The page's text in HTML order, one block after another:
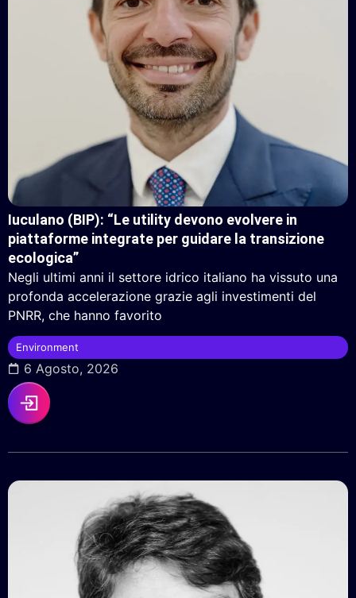
Iuculano (BIP): “Le utility devono evolvere in
piattaforme integrate per guidare la transizione
ecologica”
Negli ultimi anni il settore idrico italiano ha vissuto una
profonda accelerazione grazie agli investimenti del
PNRR, che hanno favorito
Environment
6 Agosto, 2026